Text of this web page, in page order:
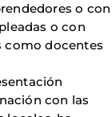
o con
o con
como docentes
con las